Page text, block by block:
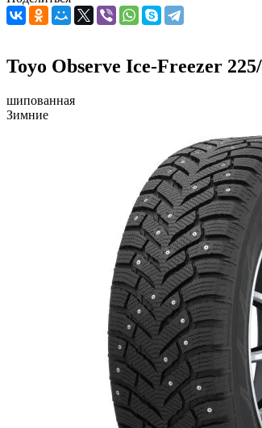
Toyo Observe Ice-Freezer
шипованная
Зимние